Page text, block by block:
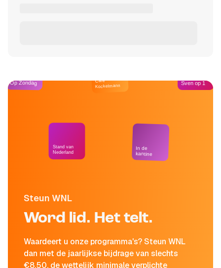
Steun WNL
Word lid. Het telt.
Waardeert u onze programma's? Steun WNL
dan met de jaarlijkse bijdrage van slechts
€8,50, de wettelijk minimale verplichte
Op Zondag
Stand van
Nederland
Café
Kockelmann
In de
kantine
Sven op 1